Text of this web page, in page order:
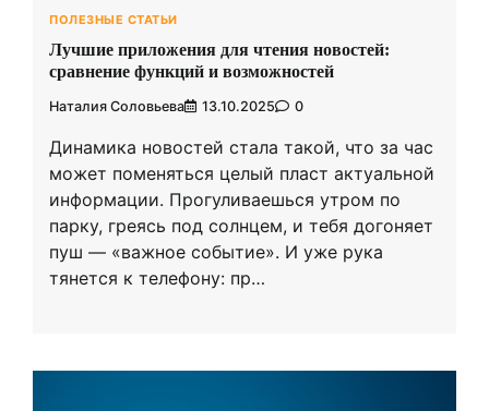
ПОЛЕЗНЫЕ СТАТЬИ
Лучшие приложения для чтения новостей:
сравнение функций и возможностей
Наталия Соловьева 13.10.2025 0
Динамика новостей стала такой, что за час
может поменяться целый пласт актуальной
информации. Прогуливаешься утром по
парку, греясь под солнцем, и тебя догоняет
пуш — «важное событие». И уже рука
тянется к телефону: пр…